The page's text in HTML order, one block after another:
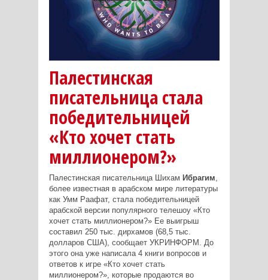
Палестинская
писательница стала
победительницей
«Кто хочет стать
миллионером?»
Палестинская писательница Шихам Ибрагим
более известная в арабском мире литературы
как Умм Раафат, стала победительницей
арабской версии популярного телешоу «Кто
хочет стать миллионером?» Ее выигрыш
составил 250 тыс. дирхамов (68,5 тыс.
долларов США), сообщает УКРИНФОРМ. До
этого она уже написала 4 книги вопросов и
ответов к игре «Кто хочет стать
миллионером?», которые продаются во